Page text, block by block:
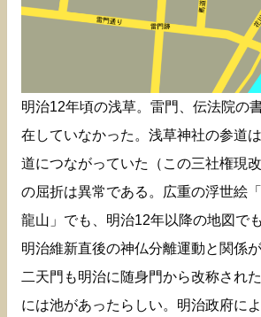
明治12年頃の浅草。雷門、伝法院の
在していなかった。浅草神社の参道
道につながっていた（この三社権現
の屈折は異常である。広重の浮世絵
龍山」でも、明治12年以降の地図で
明治維新直後の神仏分離運動と関係
二天門も明治に随身門から改称され
には池があったらしい。明治政府に